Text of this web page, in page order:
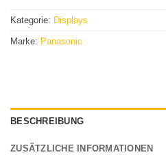
Kategorie: Displays
Marke: Panasonic
BESCHREIBUNG
ZUSÄTZLICHE INFORMATIONEN